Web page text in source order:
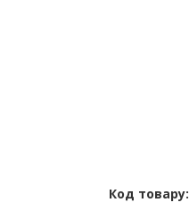
Код товару: